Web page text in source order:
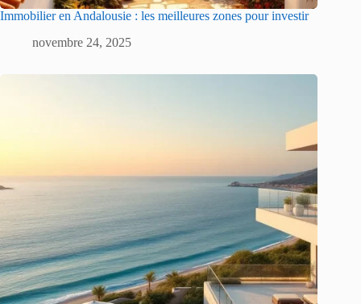
Immobilier en Andalousie : les meilleures zones pour investir
novembre 24, 2025